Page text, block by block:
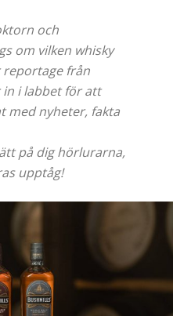
och
om vilken whisky
reportage från
i labbet för att
med nyheter, fakta
på dig hörlurarna,
upptåg!